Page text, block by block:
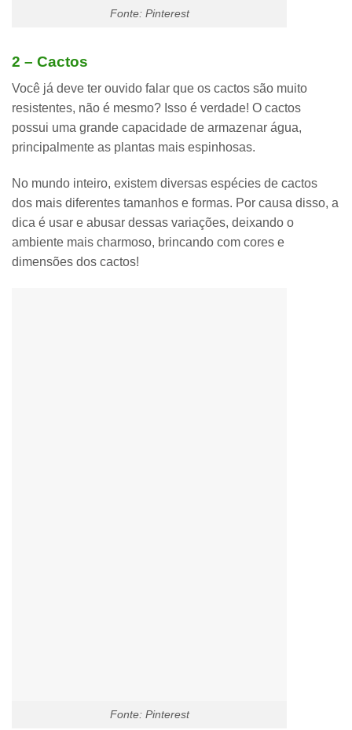
Fonte: Pinterest
2 – Cactos
Você já deve ter ouvido falar que os cactos são muito
resistentes, não é mesmo? Isso é verdade! O cactos
possui uma grande capacidade de armazenar água,
principalmente as plantas mais espinhosas.
No mundo inteiro, existem diversas espécies de cactos
dos mais diferentes tamanhos e formas. Por causa disso, a
dica é usar e abusar dessas variações, deixando o
ambiente mais charmoso, brincando com cores e
dimensões dos cactos!
Fonte: Pinterest